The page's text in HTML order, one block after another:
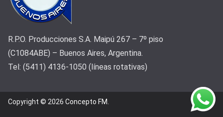
R.P.O. Producciones S.A. Maipú 267 – 7º piso
(C1084ABE) – Buenos Aires, Argentina.
Tel: (5411) 4136-1050 (líneas rotativas)
Copyright © 2026 Concepto FM